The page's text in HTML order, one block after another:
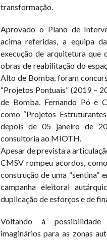
transformação.
Aprovado o Plano de
acima referidas, a equipa
execução de arquitetura que
obras de reabilitação do
Alto de Bomba, foram
“Projetos Pontuais” (2019 –
de Bomba, Fernando Pó e
como “Projetos
depois de 05 janeiro de
consultoria ao MIOTH.
Apesar de prevista a
CMSV rompeu acordos,
construção de uma “sentina”
campanha eleitoral
duplicação de esforços e de
Voltando à
imaginários para as zonas